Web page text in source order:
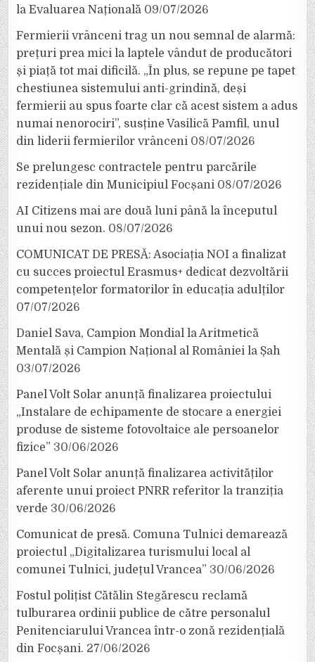
la Evaluarea Națională 09/07/2026
Fermierii vrânceni trag un nou semnal de alarmă:
prețuri prea mici la laptele vândut de producători
și piață tot mai dificilă. „În plus, se repune pe tapet
chestiunea sistemului anti-grindină, deși
fermierii au spus foarte clar că acest sistem a adus
numai nenorociri”, susține Vasilică Pamfil, unul
din liderii fermierilor vrânceni 08/07/2026
Se prelungesc contractele pentru parcările
rezidențiale din Municipiul Focșani 08/07/2026
AI Citizens mai are două luni până la începutul
unui nou sezon. 08/07/2026
COMUNICAT DE PRESĂ: Asociația NOI a finalizat
cu succes proiectul Erasmus+ dedicat dezvoltării
competențelor formatorilor în educația adulților
07/07/2026
Daniel Sava, Campion Mondial la Aritmetică
Mentală și Campion Național al României la Șah
03/07/2026
Panel Volt Solar anunță finalizarea proiectului
„Instalare de echipamente de stocare a energiei
produse de sisteme fotovoltaice ale persoanelor
fizice” 30/06/2026
Panel Volt Solar anunță finalizarea activităților
aferente unui proiect PNRR referitor la tranziția
verde 30/06/2026
Comunicat de presă. Comuna Tulnici demarează
proiectul „Digitalizarea turismului local al
comunei Tulnici, județul Vrancea” 30/06/2026
Fostul polițist Cătălin Stegărescu reclamă
tulburarea ordinii publice de către personalul
Penitenciarului Vrancea într-o zonă rezidențială
din Focșani. 27/06/2026